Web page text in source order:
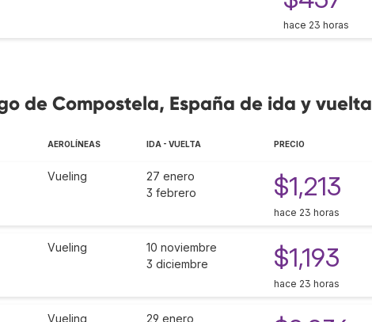
hace 23 horas
de Compostela, España de ida y vuelta
AEROLÍNEAS IDA - VUELTA PRECIO
Vueling
27 enero
3 febrero
$1,213
hace 23 horas
Vueling
10 noviembre
3 diciembre
$1,193
hace 23 horas
Vueling
29 enero